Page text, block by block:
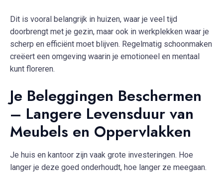
Dit is vooral belangrijk in huizen, waar je veel tijd
doorbrengt met je gezin, maar ook in werkplekken waar je
scherp en efficiënt moet blijven. Regelmatig schoonmaken
creëert een omgeving waarin je emotioneel en mentaal
kunt floreren.
Je Beleggingen Beschermen
– Langere Levensduur van
Meubels en Oppervlakken
Je huis en kantoor zijn vaak grote investeringen. Hoe
langer je deze goed onderhoudt, hoe langer ze meegaan.